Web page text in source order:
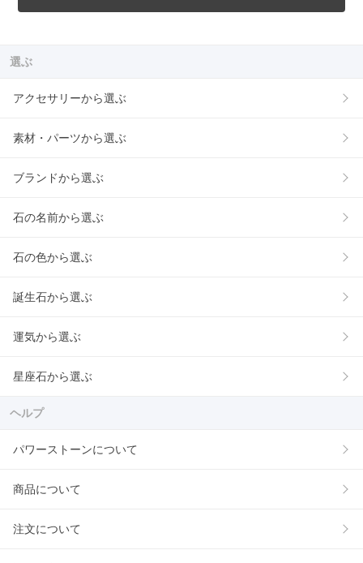
選ぶ
アクセサリーから選ぶ
素材・パーツから選ぶ
ブランドから選ぶ
石の名前から選ぶ
石の色から選ぶ
誕生石から選ぶ
運気から選ぶ
星座石から選ぶ
ヘルプ
パワーストーンについて
商品について
注文について